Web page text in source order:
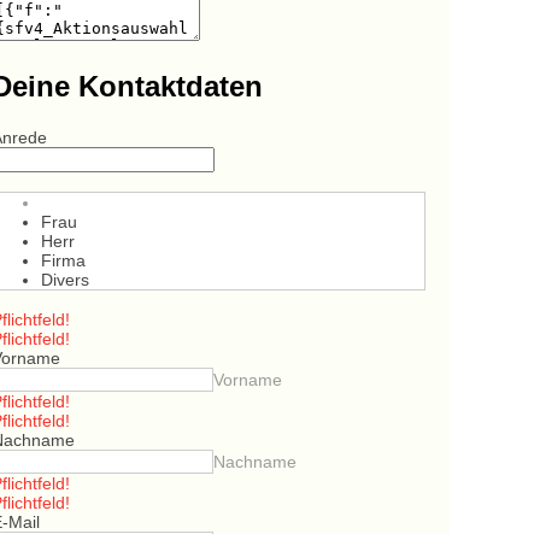
Kontaktdaten
Frau
Herr
Firma
Divers
Vorname
Nachname
Mail